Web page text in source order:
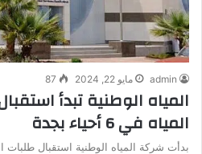
admin مايو 22, 2024 87
المياه الوطنية تبدأ
المياه في 6 أحياء بجدة
بدأت شركة المياه الوطنية استقبال طلبات